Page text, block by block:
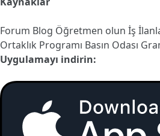
Forum Blog Öğretmen olun İş
Ortaklık Programı Basın Odası
Uygulamayı indirin: